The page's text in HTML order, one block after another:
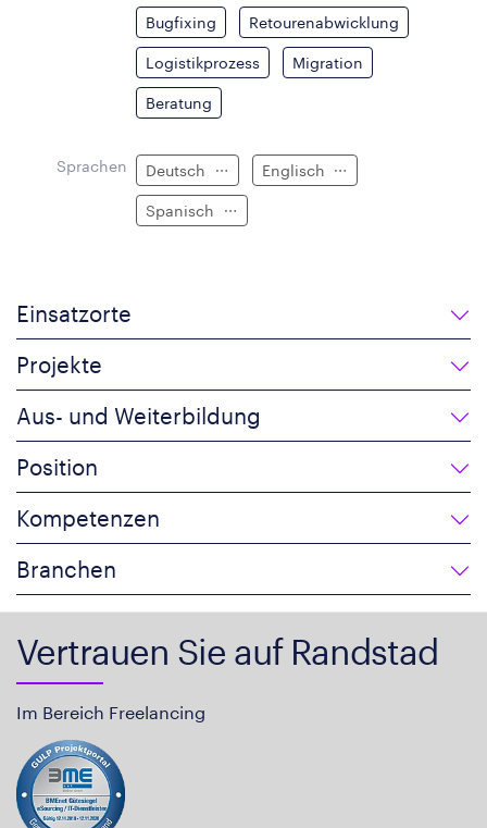
Bugfixing Retourenabwicklung
Logistikprozess Migration
Beratung
Sprachen Deutsch Englisch
Spanisch
Einsatzorte
Projekte
Aus- und Weiterbildung
Position
Kompetenzen
Branchen
Vertrauen Sie auf Randstad
Im Bereich Freelancing